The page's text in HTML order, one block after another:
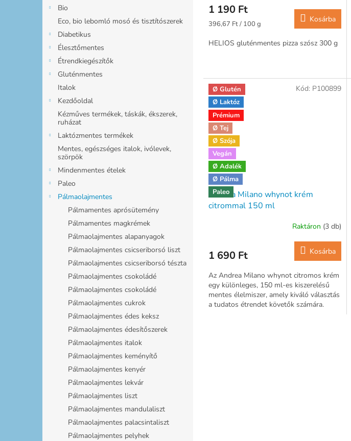
Bio
Eco, bio lebomló mosó és tisztítószerek
Diabetikus
Élesztőmentes
Étrendkiegészítők
Gluténmentes
Italok
Kezdőoldal
Kézműves termékek, táskák, ékszerek,
ruházat
Laktózmentes termékek
Mentes, egészséges italok, ivólevek,
szörpök
Mindenmentes ételek
Paleo
Pálmaolajmentes
Pálmamentes aprósütemény
Pálmamentes magkrémek
Pálmaolajmentes alapanyagok
Pálmaolajmentes csicseriborsó liszt
Pálmaolajmentes csicseriborsó tészta
Pálmaolajmentes csokoládé
Pálmaolajmentes csokoládé
Pálmaolajmentes cukrok
Pálmaolajmentes édes keksz
Pálmaolajmentes édesítőszerek
Pálmaolajmentes italok
Pálmaolajmentes keményítő
Pálmaolajmentes kenyér
Pálmaolajmentes lekvár
Pálmaolajmentes liszt
Pálmaolajmentes mandulaliszt
Pálmaolajmentes palacsintaliszt
Pálmaolajmentes pelyhek
1 190 Ft
Egységár:
396,67 Ft / 100 g Kosárba
HELIOS gluténmentes pizza szósz 300 g
Ø Glutén
Ø Laktóz
Prémium
Ø Tej
Ø Szója
Vegán
Ø Adalék
Ø Pálma
Paleo
Andrea Milano whynot krém
citrommal 150 ml
Raktáron (3 db)
1 690 Ft Kosárba
Az Andrea Milano whynot citromos krém
egy különleges, 150 ml-es kiszerelésű
mentes élelmiszer, amely kiváló választás
a tudatos étrendet követők számára.
Kód: P100899